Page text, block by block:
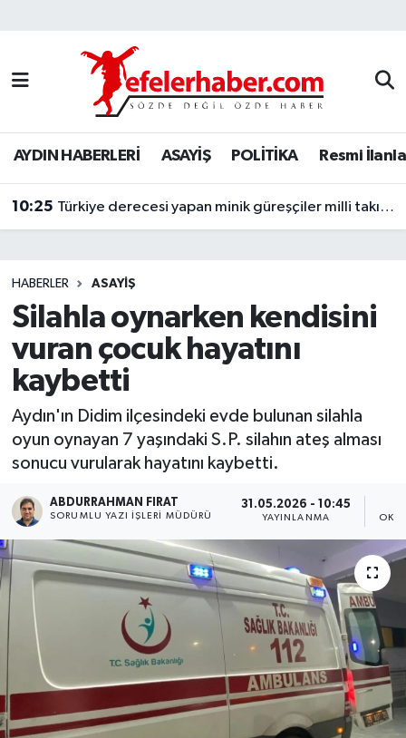
AYDIN HABERLERİ ASAYİŞ POLİTİKA Resmi
10:25 Türkiye derecesi yapan minik güreşçiler milli takım kampına gidiyor
HABERLER ASAYİŞ
Silahla oynarken kendisini
vuran çocuk hayatını
kaybetti
Aydın'ın Didim ilçesindeki evde bulunan silahla
oyun oynayan 7 yaşındaki S.P. silahın ateş alması
sonucu vurularak hayatını kaybetti.
ABDURRAHMAN FIRAT
SORUMLU YAZI İŞLERI MÜDÜRÜ
31.05.2026 - 10:45
YAYINLANMA
Nöbetçi Eczaneler
Hava Durumu
Aydin Namaz Vakitleri
Trafik Durumu
Son Dakika Haberleri
Haber Arşivi